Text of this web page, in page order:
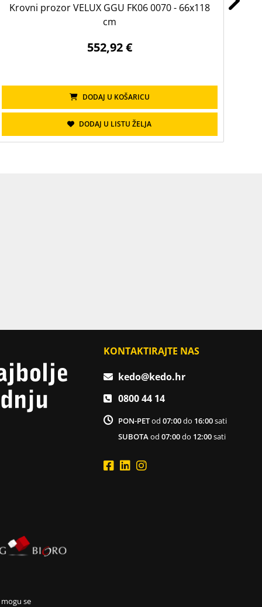
Krovni prozor VELUX GGU FK06 0070 - 66x118
cm
552,92 €
DODAJ U KOŠARICU
DODAJ U LISTU ŽELJA
KONTAKTIRAJTE NAS
kedo@kedo.hr
0800 44 14
PON-PETod 07:00do 16:00sati
SUBOTAod 07:00do 12:00sati
se